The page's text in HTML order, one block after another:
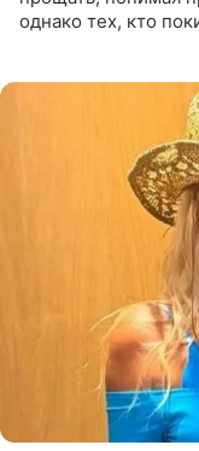
однако тех, кто